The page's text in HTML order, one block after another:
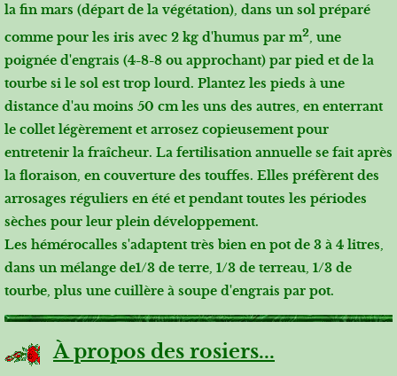
la fin mars (départ de la végétation), dans un sol préparé
comme pour les iris avec 2 kg d'humus par m2
, une
poignée d'engrais (4-8-8 ou approchant) par pied et de la
tourbe si le sol est trop lourd. Plantez les pieds à une
distance d'au moins 50 cm les uns des autres, en enterrant
le collet légèrement et arrosez copieusement pour
entretenir la fraîcheur. La fertilisation annuelle se fait après
la floraison, en couverture des touffes. Elles préfèrent des
arrosages réguliers en été et pendant toutes les périodes
sèches pour leur plein développement.
Les hémérocalles s'adaptent très bien en pot de 3 à 4 litres,
dans un mélange de1/3 de terre, 1/3 de terreau, 1/3 de
tourbe, plus une cuillère à soupe d'engrais par pot.
À propos des rosiers...